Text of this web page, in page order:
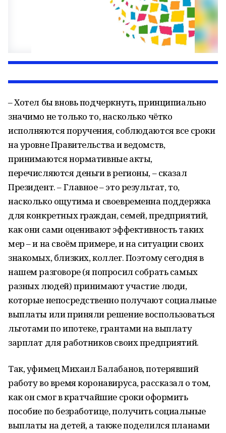
– Хотел бы вновь подчеркнуть, принципиально
значимо не только то, насколько чётко
исполняются поручения, соблюдаются все сроки
на уровне Правительства и ведомств,
принимаются нормативные акты,
перечисляются деньги в регионы, – сказал
Президент. – Главное – это результат, то,
насколько ощутима и своевременна поддержка
для конкретных граждан, семей, предприятий,
как они сами оценивают эффективность таких
мер – и на своём примере, и на ситуации своих
знакомых, близких, коллег. Поэтому сегодня в
нашем разговоре (я попросил собрать самых
разных людей) принимают участие люди,
которые непосредственно получают социальные
выплаты или приняли решение воспользоваться
льготами по ипотеке, грантами на выплату
зарплат для работников своих предприятий.
Так, уфимец Михаил Балабанов, потерявший
работу во время коронавируса, рассказал о том,
как он смог в кратчайшие сроки оформить
пособие по безработице, получить социальные
выплаты на детей, а также поделился планами